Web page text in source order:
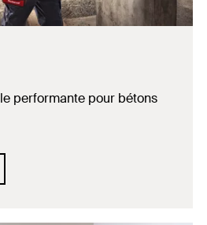
performante pour bétons